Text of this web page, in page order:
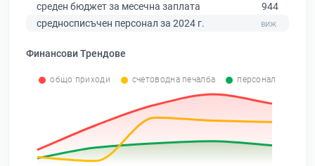
среден бюджет за месечна заплата
944
средносписъчен персонал за 2024 г.
Финансови Трендове
общо приходи счетоводна печалба персонал